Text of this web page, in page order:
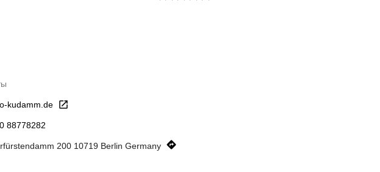
kudamm.de
88778282
200 10719 Berlin Germany